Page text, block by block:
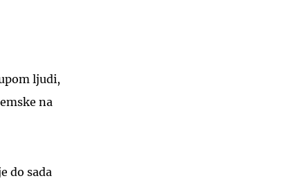
ljudi,
na
do sada